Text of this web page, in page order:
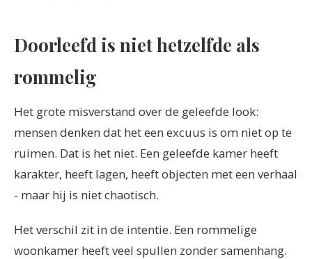
Doorleefd is niet hetzelfde als
rommelig
Het grote misverstand over de geleefde look:
mensen denken dat het een excuus is om niet op te
ruimen. Dat is het niet. Een geleefde kamer heeft
karakter, heeft lagen, heeft objecten met een verhaal
- maar hij is niet chaotisch.
Het verschil zit in de intentie. Een rommelige
woonkamer heeft veel spullen zonder samenhang.